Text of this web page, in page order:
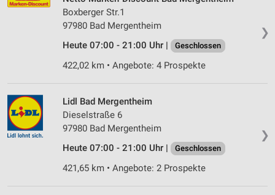
❯
Boxberger Str.1
97980 Bad Mergentheim
Heute 07:00 - 21:00 Uhr |
Geschlossen
422,02 km • Angebote: 4 Prospekte
❯
Lidl Bad Mergentheim
Dieselstraße 6
97980 Bad Mergentheim
Heute 07:00 - 21:00 Uhr |
Geschlossen
421,65 km • Angebote: 2 Prospekte